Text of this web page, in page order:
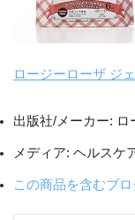
ロージーローザ ジ
出版社/メーカー: ロ
メディア: ヘルスケ
この商品を含むブロ